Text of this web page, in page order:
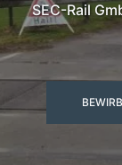
SEC-Rail